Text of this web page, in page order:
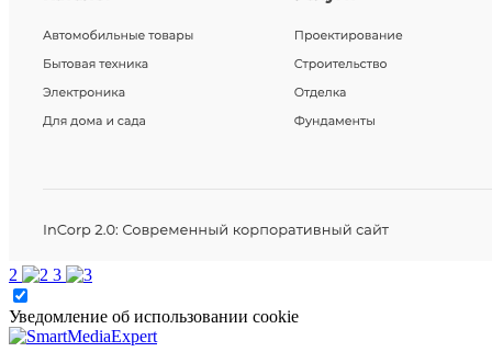
2 3
Уведомление об использовании cookie